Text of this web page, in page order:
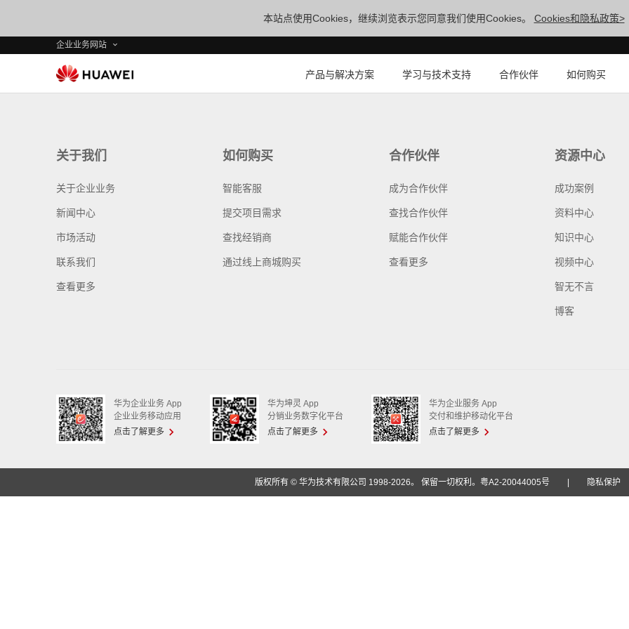
本站点使用Cookies，继续浏览表示您同意我们使用Cookies。 Cookies和隐私政策>
企业业务网站
产品与解决方案 学习与技术支持 合作伙伴 如何购买
关于我们
关于企业业务
新闻中心
市场活动
联系我们
查看更多
如何购买
智能客服
提交项目需求
查找经销商
通过线上商城购买
合作伙伴
成为合作伙伴
查找合作伙伴
赋能合作伙伴
查看更多
资源中心
成功案例
资料中心
知识中心
视频中心
智无不言
博客
华为企业业务 App
企业业务移动应用
点击了解更多
华为坤灵 App
分销业务数字化平台
点击了解更多
华为企业服务 App
交付和维护移动化平台
点击了解更多
版权所有 © 华为技术有限公司 1998-2026。 保留一切权利。粤A2-20044005号 隐私保护